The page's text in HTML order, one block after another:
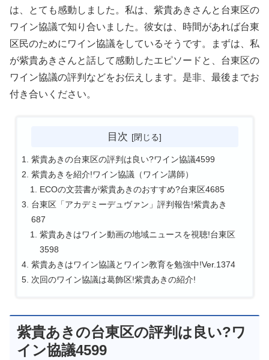
は、とても感動しました。私は、紫貴あきさんと台東区の
ワイン協議で知り合いました。彼女は、時間があれば台東
区民のためにワイン協議をしているそうです。まずは、私
が紫貴あきさんと話して感動したエピソードと、台東区の
ワイン協議の評判などをお伝えします。是非、最後までお
付き合いください。
目次
紫貴あきの台東区の評判は良い?ワイン協議4599
紫貴あきを紹介!ワイン協議（ワイン講師）
ECOの文芸書が紫貴あきのおすすめ?台東区4685
台東区「アカデミーデュヴァン」評判報告!紫貴あき
687
紫貴あきはワイン動画の地域ニュースを視聴!台東区
3598
紫貴あきはワイン協議とワイン教育を勉強中!Ver.1374
次回のワイン協議は葛飾区!紫貴あきの紹介!
紫貴あきの台東区の評判は良い?ワ
イン協議4599